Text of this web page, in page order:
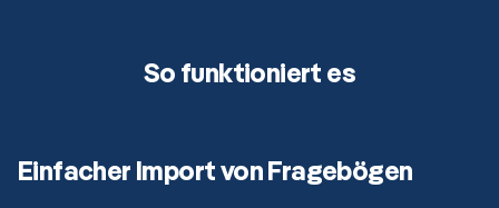
So funktioniert es
Einfacher Import von Fragebögen